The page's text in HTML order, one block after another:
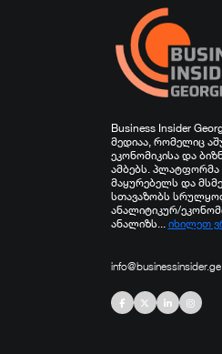
Business Insider
მედიაა, რომელიც
ეკონომიკისა და
ამბებს. პლატფორმა
მაყურებელს და
სთავაზობს
ანალიტიკურ/
ანალიზს... იხილეთ
info@businessinsider.ge